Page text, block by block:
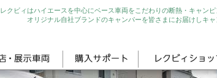
レクビィはハイエースを中心にベース車両をこだわりの断熱・キャン
オリジナル自社ブランドのキャンパーを皆さまにお届けしキ